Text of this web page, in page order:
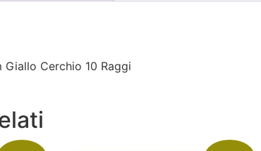
Giallo Cerchio 10 Raggi